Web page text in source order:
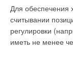
Для обеспечения
считывании
регулировки
иметь не менее
→ Высший
ЖУРНАЛ СОК
→ ISAN —
ЖУРНАЛ СОК
→
ЖУРНАЛ СОК